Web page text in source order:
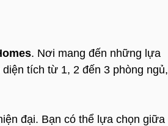
. Nơi mang đến những lựa
tích từ 1, 2 đến 3 phòng ngủ,
đại. Bạn có thể lựa chọn giữa